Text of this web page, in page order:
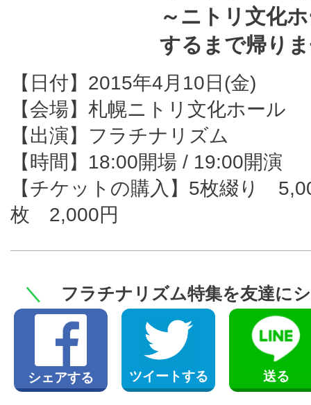
～ニトリ文化
するまで帰り
【日付】2015年4月10日(金)
【会場】札幌ニトリ文化ホール
【出演】フラチナリズム
【時間】18:00開場 / 19:00開演
【チケットの購入】5枚綴り
枚 2,000円
＼ フラチナリズム特集を友達に
シェアする ツイートする 送る